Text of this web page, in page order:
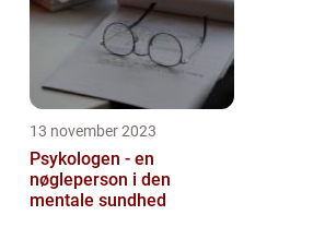
13 november 2023
Psykologen - en
nøgleperson i den
mentale sundhed